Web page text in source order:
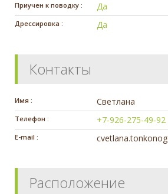
Приучен к поводку : Да
Дрессировка : Да
Контакты
Имя : Светлана
Телефон : +7-926-275-49-92
E-mail :
Расположение